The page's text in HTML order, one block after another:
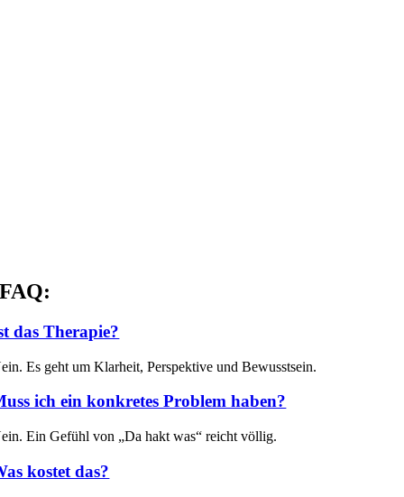
FAQ:
das Therapie?
Es geht um Klarheit, Perspektive und Bewusstsein.
ich ein konkretes Problem haben?
Ein Gefühl von „Da hakt was“ reicht völlig.
kostet das?